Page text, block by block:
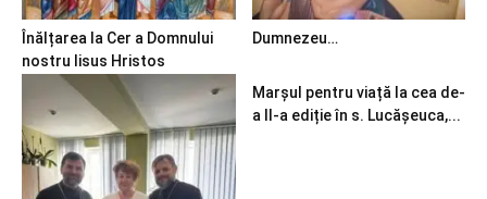
Înălțarea la Cer a Domnului
nostru Iisus Hristos
Dumnezeu…
Marșul pentru viață la cea de-
a II-a ediție în s. Lucășeuca,...